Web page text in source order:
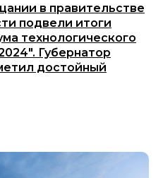
в правительстве
подвели итоги
технологического
Губернатор
достойный